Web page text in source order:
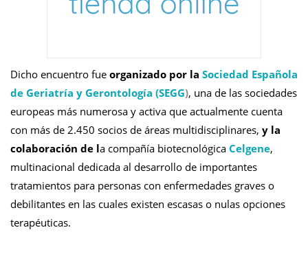
Dicho encuentro fue organizado por la Sociedad Española
de Geriatría y Gerontología (SEGG), una de las sociedades
europeas más numerosa y activa que actualmente cuenta
con más de 2.450 socios de áreas multidisciplinares, y la
colaboración de la compañía biotecnológica Celgene,
multinacional dedicada al desarrollo de importantes
tratamientos para personas con enfermedades graves o
debilitantes en las cuales existen escasas o nulas opciones
terapéuticas.